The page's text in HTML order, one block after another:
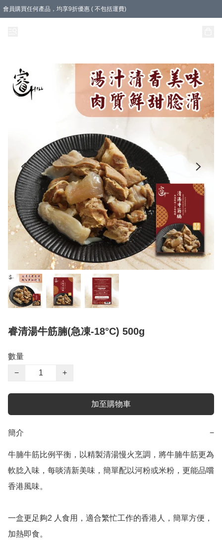
會員購買任何產品，均享9折優惠 ( 不包括運費)
睿清湯牛筋腩(急凍-18°C) 500g
數量
−
+
加至購物車
簡介 −
牛腩牛筋比例平衡，以精製清湯慢火烹調，將牛腩牛筋更為
軟腍入味，每啖清新美味，簡單配以河粉或米粉，更能品嚐
香港風味。
一盒更足夠2 人食用，適合繁忙工作的香港人，簡單方便，
加熱即食。